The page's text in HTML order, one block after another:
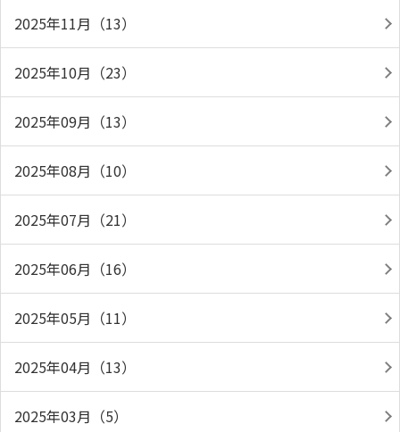
2025年11月（13）
2025年10月（23）
2025年09月（13）
2025年08月（10）
2025年07月（21）
2025年06月（16）
2025年05月（11）
2025年04月（13）
2025年03月（5）